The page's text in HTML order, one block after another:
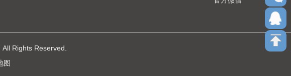
Rights Reserved.
图